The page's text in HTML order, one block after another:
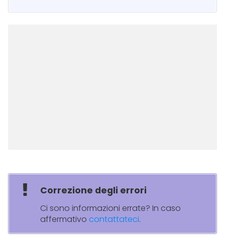
Correzione degli errori
Ci sono informazioni errate? In caso
affermativo contattateci.